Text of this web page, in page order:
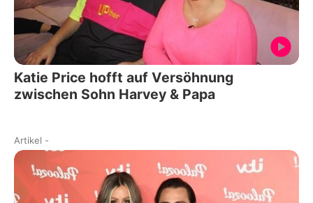
Katie Price hofft auf Versöhnung
zwischen Sohn Harvey & Papa
Artikel -